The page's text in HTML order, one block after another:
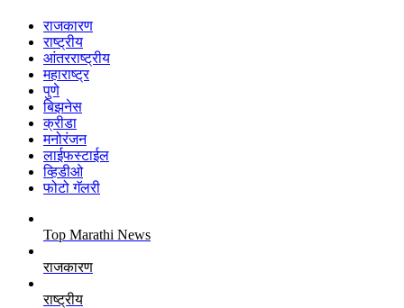
राजकारण
राष्ट्रीय
आंतरराष्ट्रीय
महाराष्ट्र
पुणे
बिझनेस
क्रीडा
मनोरंजन
लाईफस्टाईल
व्हिडीओ
फोटो गॅलरी
Top Marathi News
राजकारण
राष्ट्रीय